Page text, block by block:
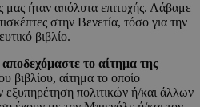
ήταν απόλυτα επιτυχής. Λάβαμε
στην Βενετία, τόσο για την
βιβλίο.
αποδεχόμαστε το αίτημα της
βιβλίου, αίτημα το οποίο
πολιτικών ή/και άλλων